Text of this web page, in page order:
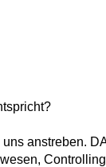
anstreben.